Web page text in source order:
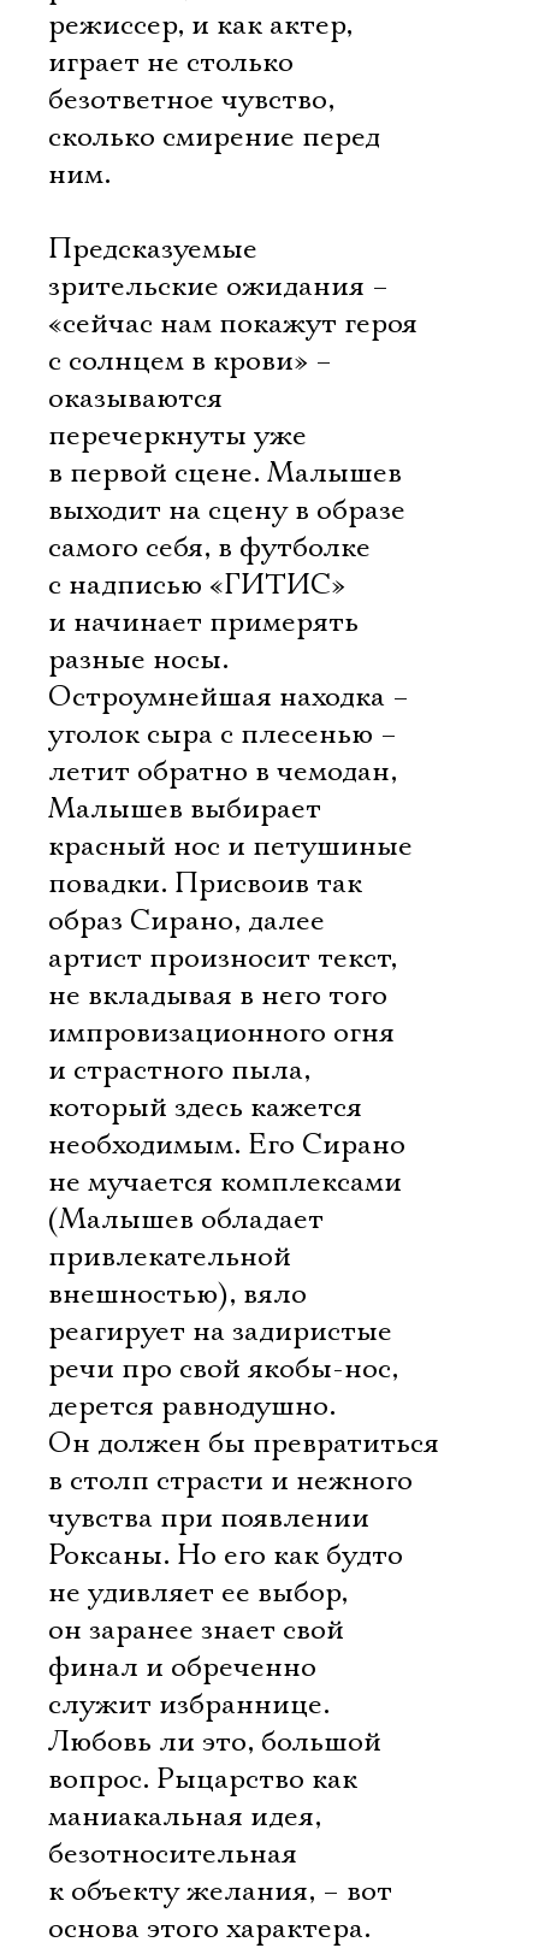
режиссер, и как актер,
играет не столько
безответное чувство,
сколько смирение перед
ним.
Предсказуемые
зрительские ожидания –
«сейчас нам покажут героя
с солнцем в крови» –
оказываются
перечеркнуты уже
в первой сцене. Малышев
выходит на сцену в образе
самого себя, в футболке
с надписью «ГИТИС»
и начинает примерять
разные носы.
Остроумнейшая находка –
уголок сыра с плесенью –
летит обратно в чемодан,
Малышев выбирает
красный нос и петушиные
повадки. Присвоив так
образ Сирано, далее
артист произносит текст,
не вкладывая в него того
импровизационного огня
и страстного пыла,
который здесь кажется
необходимым. Его Сирано
не мучается комплексами
(Малышев обладает
привлекательной
внешностью), вяло
реагирует на задиристые
речи про свой якобы-нос,
дерется равнодушно.
Он должен бы превратиться
в столп страсти и нежного
чувства при появлении
Роксаны. Но его как будто
не удивляет ее выбор,
он заранее знает свой
финал и обреченно
служит избраннице.
Любовь ли это, большой
вопрос. Рыцарство как
маниакальная идея,
безотносительная
к объекту желания, – вот
основа этого характера.
Электропочта
Имя
Ознакомиться